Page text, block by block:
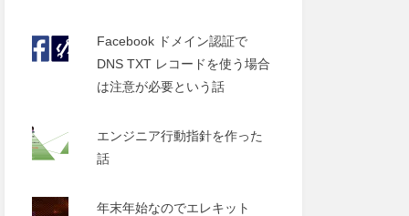
Facebook ドメイン認証で
DNS TXT レコードを使う場合
は注意が必要という話
エンジニア行動指針を作った
話
年末年始なのでエレキット